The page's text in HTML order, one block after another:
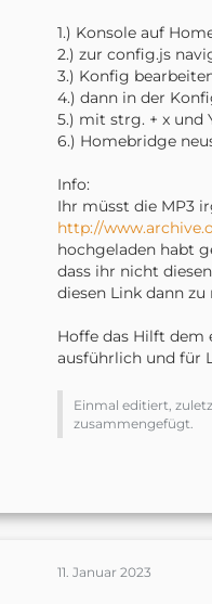
1.) Konsole auf
2.) zur config.js
3.) Konfig
4.) dann in der
5.) mit strg. + x und
6.) Homebridge
Info:
Ihr müsst die MP3
http://
hochgeladen habt
dass ihr nicht
diesen Link dann
Hoffe das Hilft dem
ausführlich und für
Einmal editiert,
zusammengefügt.
11. Januar 2023